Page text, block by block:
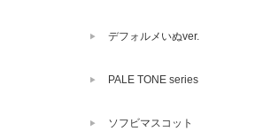
デフォルメいぬver.
PALE TONE series
ソフビマスコット